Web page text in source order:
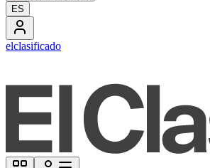
ES
elclasificado